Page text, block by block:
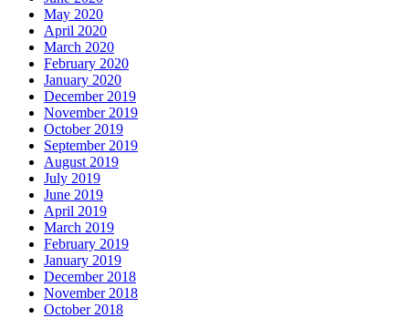
May 2020
April 2020
March 2020
February 2020
January 2020
December 2019
November 2019
October 2019
September 2019
August 2019
July 2019
June 2019
April 2019
March 2019
February 2019
January 2019
December 2018
November 2018
October 2018